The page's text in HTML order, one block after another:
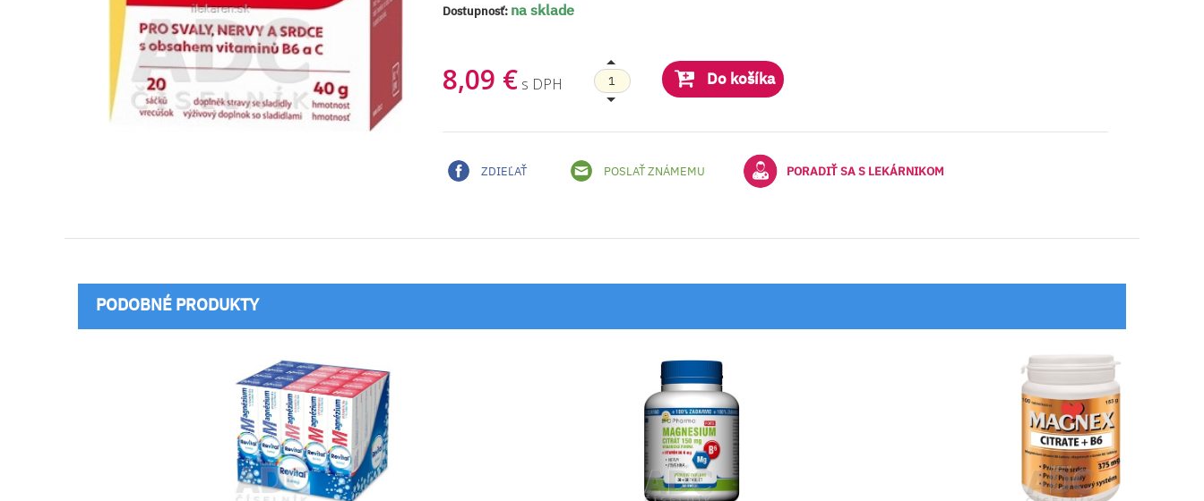
Dostupnosť: na sklade
8,09 € s DPH Do košíka
ZDIEĽAŤ POSLAŤ ZNÁMEMU PORADIŤ SA S LEKÁRNIKOM
PODOBNÉ PRODUKTY